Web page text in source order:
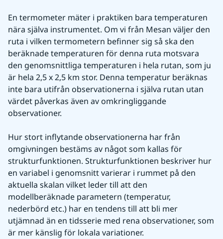
En termometer mäter i praktiken bara temperaturen
nära själva instrumentet. Om vi från Mesan väljer den
ruta i vilken termometern befinner sig så ska den
beräknade temperaturen för denna ruta motsvara
den genomsnittliga temperaturen i hela rutan, som ju
är hela 2,5 x 2,5 km stor. Denna temperatur beräknas
inte bara utifrån observationerna i själva rutan utan
värdet påverkas även av omkringliggande
observationer.
Hur stort inflytande observationerna har från
omgivningen bestäms av något som kallas för
strukturfunktionen. Strukturfunktionen beskriver hur
en variabel i genomsnitt varierar i rummet på den
aktuella skalan vilket leder till att den
modellberäknade parametern (temperatur,
nederbörd etc.) har en tendens till att bli mer
utjämnad än en tidsserie med rena observationer, som
är mer känslig för lokala variationer.